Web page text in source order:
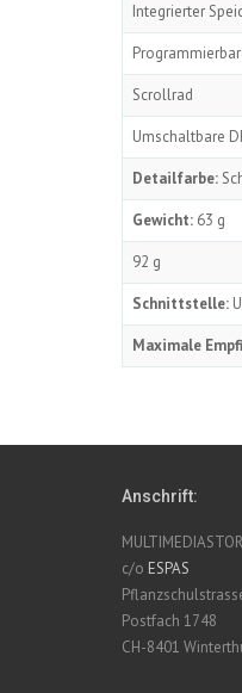
Integrierter
Scrollrad
Umschaltbare
Detailfarbe:
Gewicht: 63 g
92 g
Schnittstelle:
Maximale
Anschrift:
c/o ESPAS
Postfach 1748
CH-8401